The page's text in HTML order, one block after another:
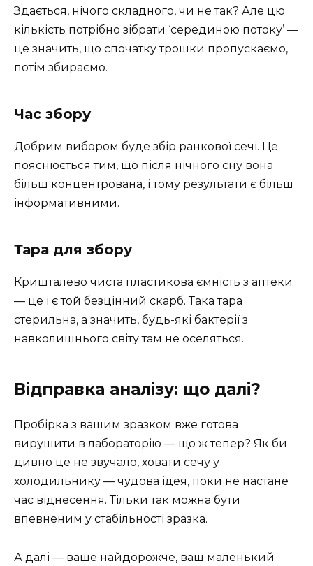
Здається, нічого складного, чи не так? Але цю
кількість потрібно зібрати ‘серединою потоку’ —
це значить, що спочатку трошки пропускаємо,
потім збираємо.
Час збору
Добрим вибором буде збір ранкової сечі. Це
пояснюється тим, що після нічного сну вона
більш концентрована, і тому результати є більш
інформативними.
Тара для збору
Кришталево чиста пластикова ємність з аптеки
— це і є той безцінний скарб. Така тара
стерильна, а значить, будь-які бактерії з
навколишнього світу там не оселяться.
Відправка аналізу: що далі?
Пробірка з вашим зразком вже готова
вирушити в лабораторію — що ж тепер? Як би
дивно це не звучало, ховати сечу у
холодильнику — чудова ідея, поки не настане
час віднесення. Тільки так можна бути
впевненим у стабільності зразка.
А далі — ваше найдорожче, ваш маленький